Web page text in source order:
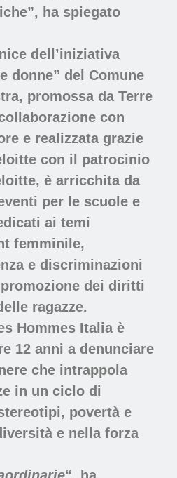
ha spiegato
dell’iniziativa
donne” del Comune
promossa daTerre
con
e realizzata grazie
con il patrocinio
è arricchita da
per le scuole e
ai temi
femminile,
e discriminazioni
dei diritti
ragazze.
Hommes Italia è
12 anni a denunciare
che intrappola
in un ciclo di
povertà e
e nella forza